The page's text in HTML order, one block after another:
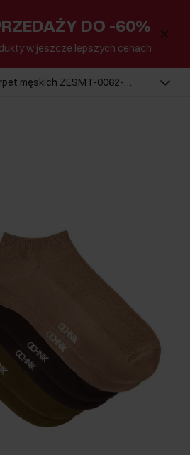
DO -60%
w jeszcze lepszych cenach
męskich ZESMT-0062-